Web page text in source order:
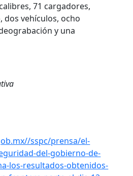
71 cargadores,
dos vehículos, ocho
y una
sspc/prensa/el-
del-gobierno-de-
los-resultados-obtenidos-